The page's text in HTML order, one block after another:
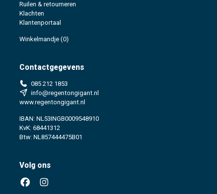
Ruilen & retourneren
Klachten
Klantenportaal
Winkelmandje (0)
Contactgegevens
085 212 1853
info@regentongigant.nl
www.regentongigant.nl
IBAN: NL53INGB0009548910
KvK: 68441312
Btw: NL857444475B01
Volg ons